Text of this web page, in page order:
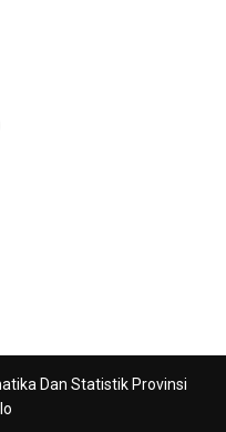
Dan Statistik Provinsi